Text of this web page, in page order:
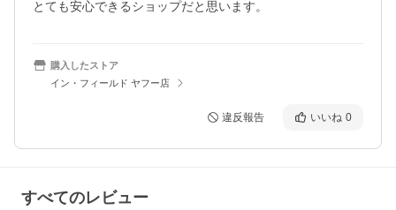
とても安心できるショップだと思います。
購入したストア
イン・フィールド ヤフー店
違反報告 いいね 0
すべてのレビュー